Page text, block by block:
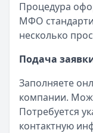
Процедура
МФО
несколько
Подача
Заполняете
компании.
Потребуется
контактную